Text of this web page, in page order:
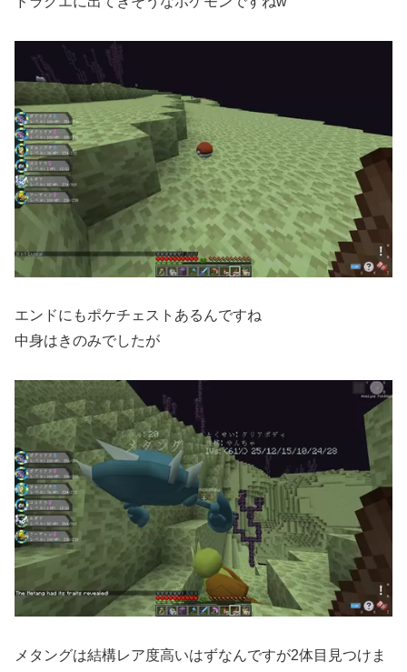
エンドにもポケチェストあるんですね
中身はきのみでしたが
メタングは結構レア度高いはずなんですが2体目見つけま